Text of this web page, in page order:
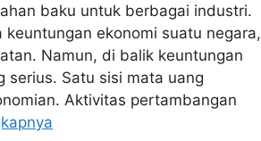
baku untuk berbagai industri.
ekonomi suatu negara,
Namun, di balik keuntungan
serius. Satu sisi mata uang
Aktivitas pertambangan